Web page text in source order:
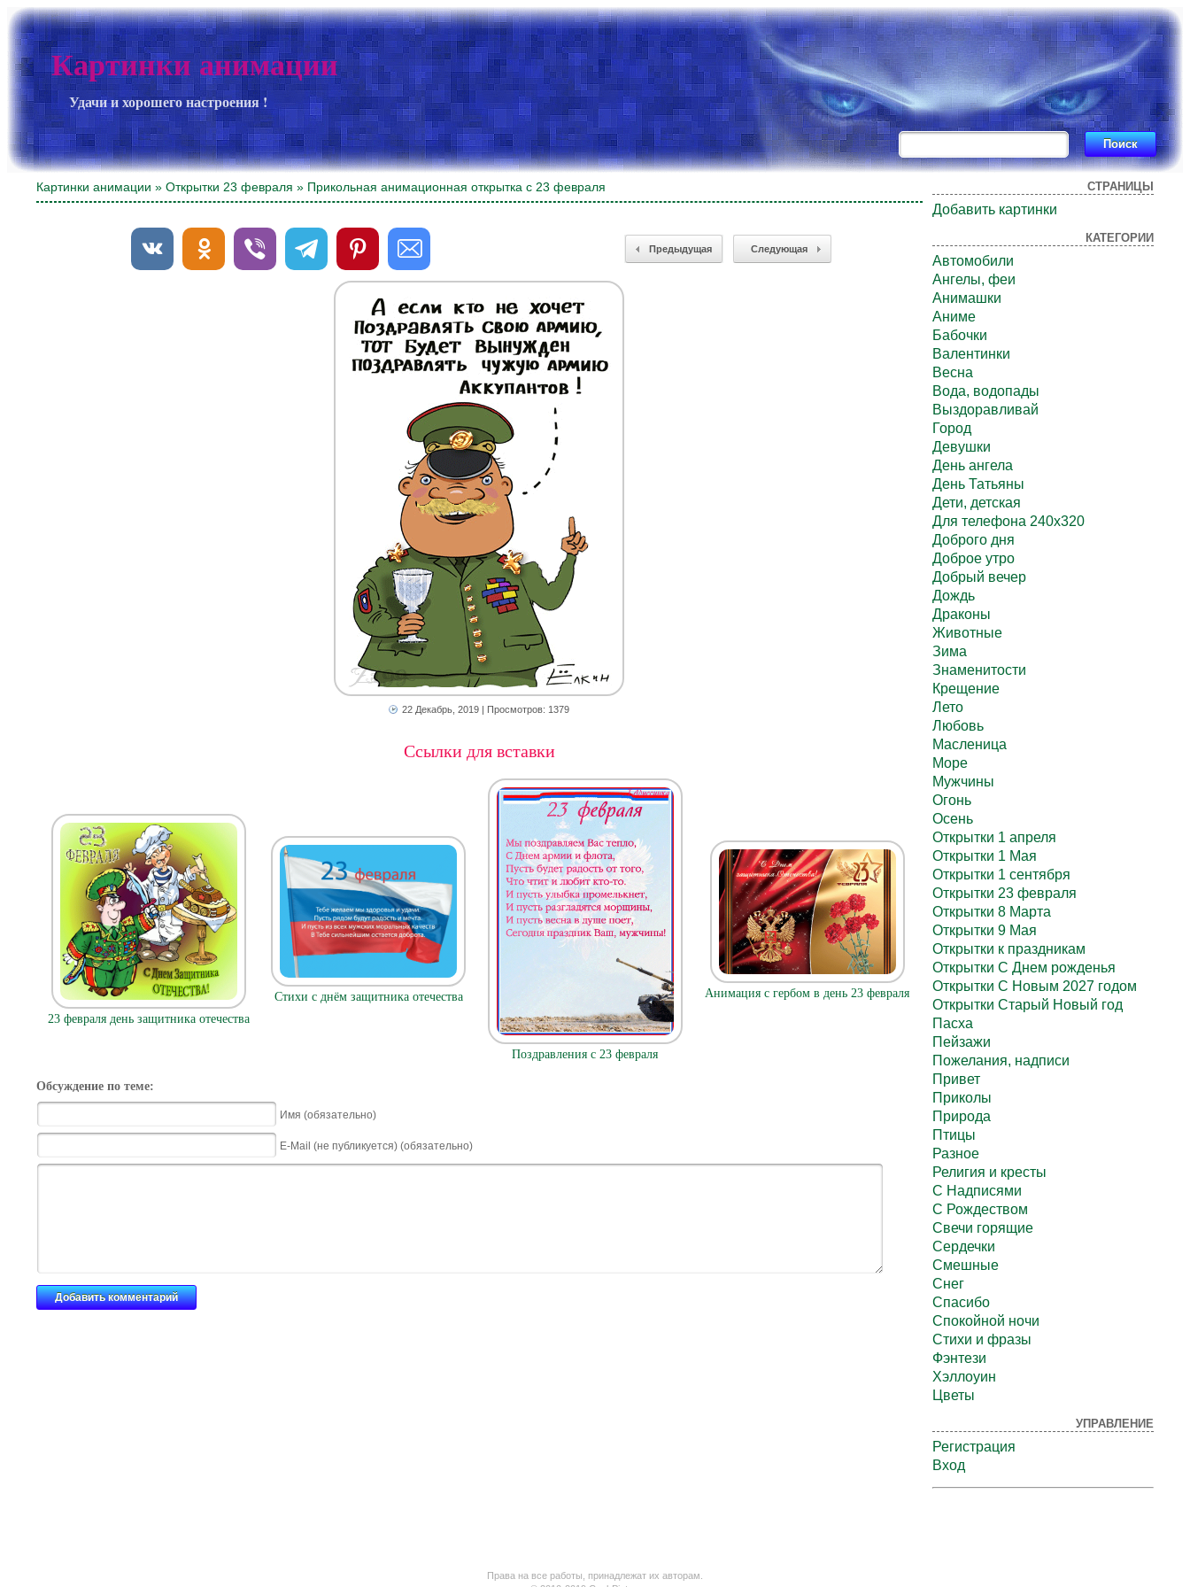
Картинки анимации
Удачи и хорошего настроения !
Картинки анимации »Открытки 23 февраля » Прикольная анимационная открытка с 23 февраля
Предыдущая Следующая
22 Декабрь, 2019 | Просмотров: 1379
Ссылки для вставки
23 февраля день защитника отечества
Стихи с днём защитника отечества
Поздравления с 23 февраля
Анимация с гербом в день 23 февраля
Обсуждение по теме:
Имя (обязательно)
E-Mail (не публикуется) (обязательно)
СТРАНИЦЫ
Добавить картинки
КАТЕГОРИИ
Автомобили
Ангелы, феи
Анимашки
Аниме
Бабочки
Валентинки
Весна
Вода, водопады
Выздоравливай
Город
Девушки
День ангела
День Татьяны
Дети, детская
Для телефона 240х320
Доброго дня
Доброе утро
Добрый вечер
Дождь
Драконы
Животные
Зима
Знаменитости
Крещение
Лето
Любовь
Масленица
Море
Мужчины
Огонь
Осень
Открытки 1 апреля
Открытки 1 Мая
Открытки 1 сентября
Открытки 23 февраля
Открытки 8 Марта
Открытки 9 Мая
Открытки к праздникам
Открытки С Днем рожденья
Открытки С Новым 2027 годом
Открытки Старый Новый год
Пасха
Пейзажи
Пожелания, надписи
Привет
Приколы
Природа
Птицы
Разное
Религия и кресты
С Надписями
С Рождеством
Свечи горящие
Сердечки
Смешные
Снег
Спасибо
Спокойной ночи
Стихи и фразы
Фэнтези
Хэллоуин
Цветы
УПРАВЛЕНИЕ
Регистрация
Вход
Права на все работы, принадлежат их авторам.